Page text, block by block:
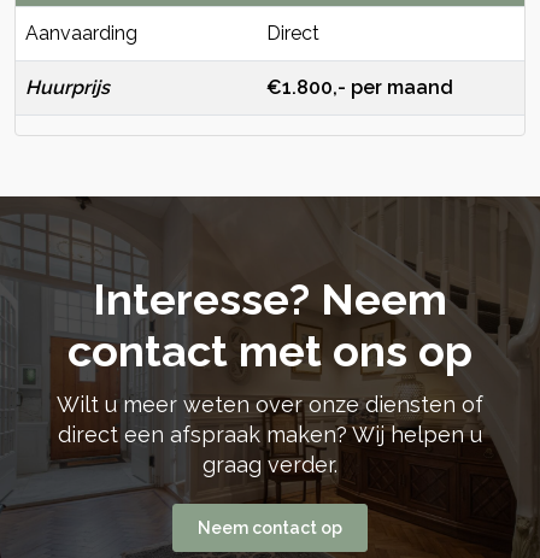
Aanvaarding Direct
Huurprijs €1.800,- per maand
Interesse? Neem
contact met ons op
Wilt u meer weten over onze diensten of
direct een afspraak maken? Wij helpen u
graag verder.
Neem contact op